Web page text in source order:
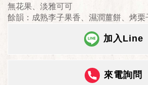
無花果、淡雅可可
餘韻：成熟李子果香、濕潤薑餅、烤栗
加入Line
來電詢問